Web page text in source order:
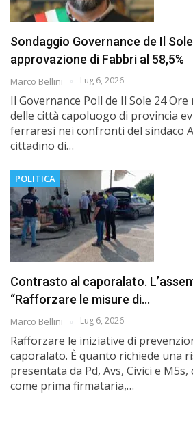
Sondaggio Governance de Il
approvazione di Fabbri al 58,5%
Marco Bellini Lug 6, 2026
Il Governance Poll de Il Sole 24
delle città capoluogo di provincia
ferraresi nei confronti del sindaco
cittadino di…
POLITICA
Contrasto al caporalato.
“Rafforzare le misure di…
Marco Bellini Lug 6, 2026
Rafforzare le iniziative di
caporalato. È quanto richiede una
presentata da Pd, Avs, Civici e
come prima firmataria,…